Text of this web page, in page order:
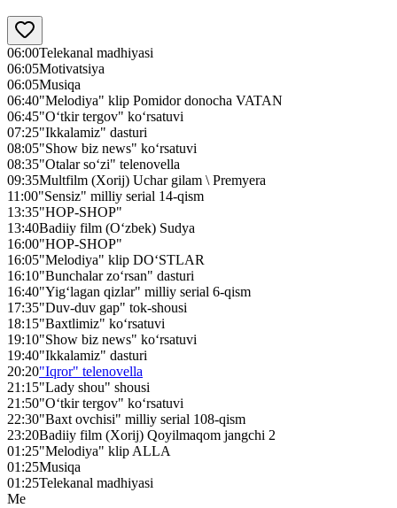
06:00Telekanal madhiyasi
06:05Motivatsiya
06:05Musiqa
06:40"Melodiya" klip Pomidor donocha VATAN
06:45"O‘tkir tergov" ko‘rsatuvi
07:25"Ikkalamiz" dasturi
08:05"Show biz news" ko‘rsatuvi
08:35"Otalar so‘zi" telenovella
09:35Multfilm (Xorij) Uchar gilam \ Premyera
11:00"Sensiz" milliy serial 14-qism
13:35"HOP-SHOP"
13:40Badiiy film (O‘zbek) Sudya
16:00"HOP-SHOP"
16:05"Melodiya" klip DO‘STLAR
16:10"Bunchalar zo‘rsan" dasturi
16:40"Yig‘lagan qizlar" milliy serial 6-qism
17:35"Duv-duv gap" tok-shousi
18:15"Baxtlimiz" ko‘rsatuvi
19:10"Show biz news" ko‘rsatuvi
19:40"Ikkalamiz" dasturi
20:20"Iqror" telenovella
21:15"Lady shou" shousi
21:50"O‘tkir tergov" ko‘rsatuvi
22:30"Baxt ovchisi" milliy serial 108-qism
23:20Badiiy film (Xorij) Qoyilmaqom jangchi 2
01:25"Melodiya" klip ALLA
01:25Musiqa
01:25Telekanal madhiyasi
Me